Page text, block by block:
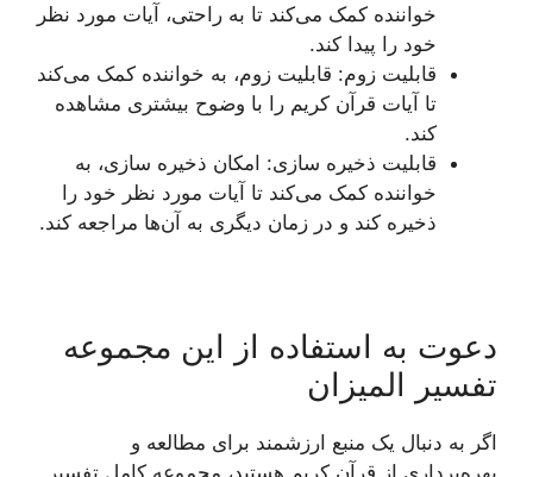
خواننده کمک می‌کند تا به راحتی، آیات مورد نظر
خود را پیدا کند.
قابلیت زوم: قابلیت زوم، به خواننده کمک می‌کند
تا آیات قرآن کریم را با وضوح بیشتری مشاهده
کند.
قابلیت ذخیره سازی: امکان ذخیره سازی، به
خواننده کمک می‌کند تا آیات مورد نظر خود را
ذخیره کند و در زمان دیگری به آن‌ها مراجعه کند.
دعوت به استفاده از این مجموعه
تفسیر المیزان
اگر به دنبال یک منبع ارزشمند برای مطالعه و
بهره‌برداری از قرآن کریم هستید، مجموعه کامل تفسیر